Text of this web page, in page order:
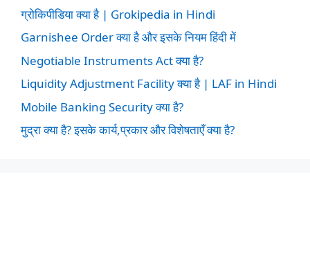
ग्रोकिपीडिया क्या है | Grokipedia in Hindi
Garnishee Order क्या है और इसके नियम हिंदी में
Negotiable Instruments Act क्या है?
Liquidity Adjustment Facility क्या है | LAF in Hindi
Mobile Banking Security क्या है?
मुद्रा क्या है? इसके कार्य,प्रकार और विशेषताएँ क्या है?